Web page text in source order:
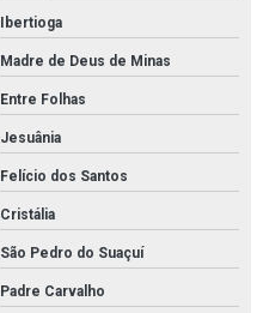
Ibertioga
Madre de Deus de Minas
Entre Folhas
Jesuânia
Felício dos Santos
Cristália
São Pedro do Suaçuí
Padre Carvalho